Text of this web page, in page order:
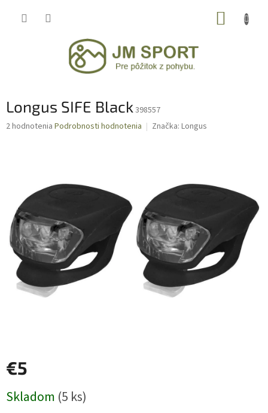
Longus SIFE Black 398557
Priemerné
hviezdičiek.
2 hodnotenia Podrobnosti hodnotenia Značka: Longus
€5
cena:
Skladom (5 ks)